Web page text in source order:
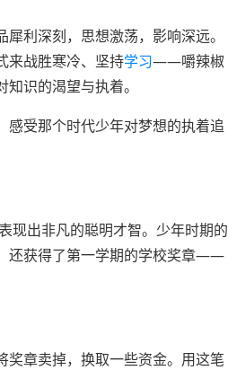
利深刻，思想激荡，影响深远。
来战胜寒冷、坚持学习——嚼辣椒
识的渴望与执着。
受那个时代少年对梦想的执着追
现出非凡的聪明才智。少年时期的
还获得了第一学期的学校奖章——
章卖掉，换取一些资金。用这笔